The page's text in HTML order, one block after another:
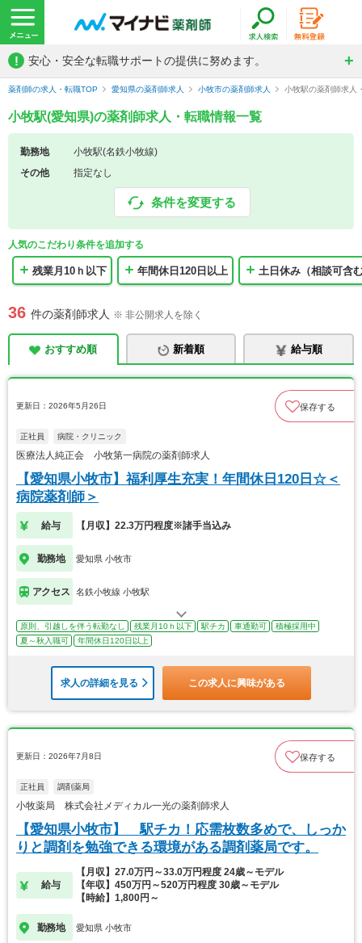
! 安心・安全な転職サポートの提供に努めます。
薬剤師の求人・転職TOP 愛知県の薬剤師求人 小牧市の薬剤師求人 小牧駅の薬剤師求人
小牧駅(愛知県)の薬剤師求人・転職情報一覧
勤務地
小牧駅(名鉄小牧線)
その他
指定なし
条件を変更する
人気のこだわり条件を追加する
残業月10ｈ以下 年間休日120日以上 土日休み（相談可含
36 件の薬剤師求人 ※ 非公開求人を除く
おすすめ順 新着順 給与順
更新日：2026年5月26日 保存する
正社員 病院・クリニック
医療法人純正会 小牧第一病院の薬剤師求人
【愛知県小牧市】福利厚生充実！年間休日120日☆＜
病院薬剤師＞
給与 【月収】22.3万円程度※諸手当込み
勤務地 愛知県 小牧市
アクセス 名鉄小牧線 小牧駅
原則、引越しを伴う転勤なし 残業月10ｈ以下 駅チカ 車通勤可
積極採用中
夏～秋入職可
年間休日120日以上
求人の詳細を見る この求人に興味がある
更新日：2026年7月8日 保存する
正社員 調剤薬局
小牧薬局 株式会社メディカル一光の薬剤師求人
【愛知県小牧市】 駅チカ！応需枚数多めで、しっか
りと調剤を勉強できる環境がある調剤薬局です。
給与
【月収】27.0万円～33.0万円程度 24歳～モデル
【年収】450万円～520万円程度 30歳～モデル
【時給】1,800円～
勤務地 愛知県 小牧市